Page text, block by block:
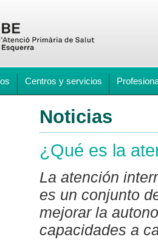
Centros y servicios
Noticias
¿Qué es la
La atención
es un conjunto
mejorar la
capacidades a